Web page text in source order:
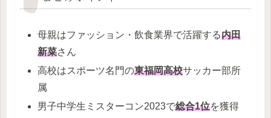
母親はファッション・飲食業界で活躍する内田
新菜さん
高校はスポーツ名門の東福岡高校サッカー部所
属
男子中学生ミスターコン2023で総合1位を獲得